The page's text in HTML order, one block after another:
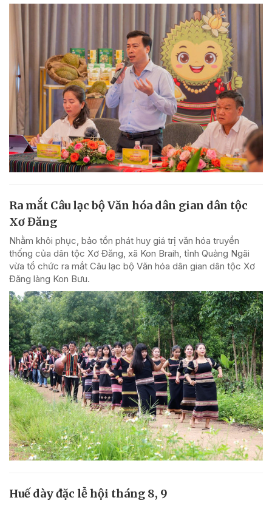
Ra mắt Câu lạc bộ Văn hóa dân gian dân tộc
Xơ Đăng
Nhằm khôi phục, bảo tồn phát huy giá trị văn hóa truyền
thống của dân tộc Xơ Đăng, xã Kon Braih, tỉnh Quảng Ngãi
vừa tổ chức ra mắt Câu lạc bộ Văn hóa dân gian dân tộc Xơ
Đăng làng Kon Bưu.
Huế dày đặc lễ hội tháng 8, 9